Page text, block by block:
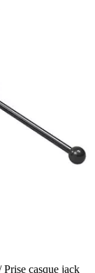
casque jack